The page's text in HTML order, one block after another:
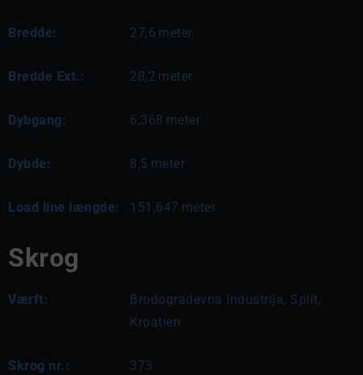
Bredde: 27,6 meter
Bredde Ext.: 28,2 meter
Dybgang: 6,368 meter
Dybde: 8,5 meter
Load line længde: 151,647 meter
Skrog
Værft:
Brodogradevna Industrija, Split,
Kroatien
Skrog nr.: 373